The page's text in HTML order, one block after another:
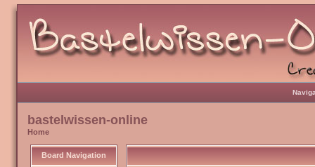
bastelwissen-online
Home
Board Navigation